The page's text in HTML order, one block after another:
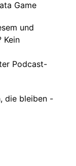
Game
und
Kein
Podcast-
die bleiben -